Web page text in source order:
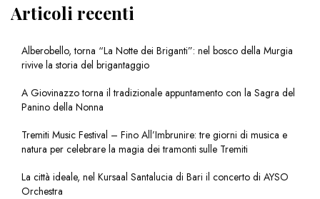
Articoli recenti
Alberobello, torna “La Notte dei Briganti”: nel bosco della Murgia
rivive la storia del brigantaggio
A Giovinazzo torna il tradizionale appuntamento con la Sagra del
Panino della Nonna
Tremiti Music Festival – Fino All’Imbrunire: tre giorni di musica e
natura per celebrare la magia dei tramonti sulle Tremiti
La città ideale, nel Kursaal Santalucia di Bari il concerto di AYSO
Orchestra